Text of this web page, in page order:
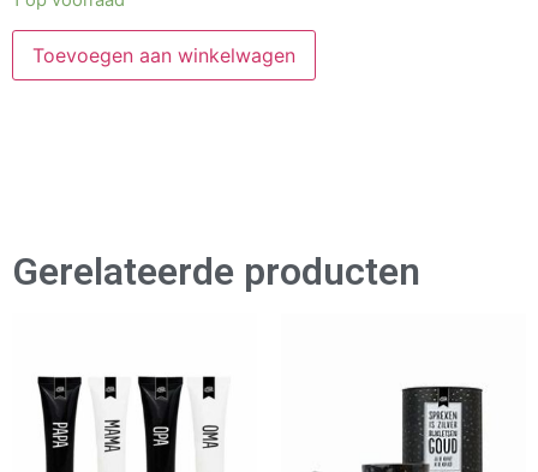
Toevoegen aan winkelwagen
Gerelateerde producten